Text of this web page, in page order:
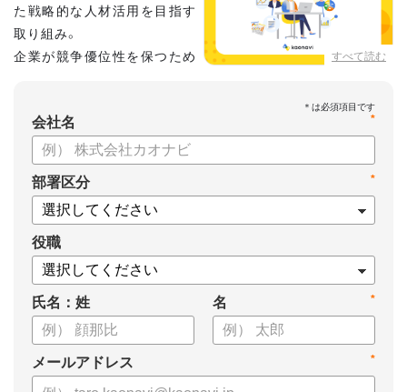
すべて読む
た戦略的な人材活用を目指す
取り組み。
企業が競争優位性を保つため
しかし、「何から手を付けてよいかわからない」「なかなかデジ
タル化が進まない」「既存システムを変えることに抵抗がある」
といった理由から、推進に踏み切れていない企業も少なくあり
ません。
本資料では、人事DXの目的や成功させるためのポイントを解
説します。
*
会社名
*
部署区分
役職
氏名：姓 *
名
*
メールアドレス